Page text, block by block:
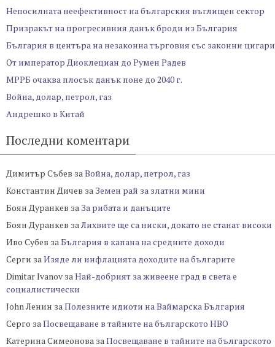
Непосилната неефективност на българския въглищен сектор
Призракът на прогресивния данък броди из България
България в центъра на незаконна търговия със законни цигари
От император Диоклециан до Румен Радев
МРРБ очаква плосък данък поне до 2040 г.
Война, долар, петрол, газ
Андрешко в Китай
Последни коментари
Димитър Събев заВойна, долар, петрол, газ
Константин Дичев за Земен рай за златни мини
Боян Дуранкев за За рибата и данъците
Боян Дуранкев заЛихвите ще са ниски, докато не станат високи
Иво Субев заБългария в капана на средните доходи
Серги заИзяде ли инфлацията доходите на българите
Dimitar Ivanov заНай-добрият за живеене град в света е
социалистически
John Ленин заПолезните идиоти на Ваймарска България
Серго заПосвещаване в тайните на българското НВО
Катерина Симеонова заПосвещаване в тайните на българското